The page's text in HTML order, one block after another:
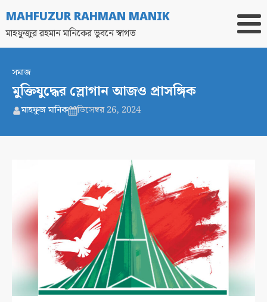
MAHFUZUR RAHMAN MANIK
মাহফুজুর রহমান মানিকের ভুবনে স্বাগত
সমাজ
মুক্তিযুদ্ধের স্লোগান আজও প্রাসঙ্গিক
মাহফুজ মানিক ডিসেম্বর 26, 2024